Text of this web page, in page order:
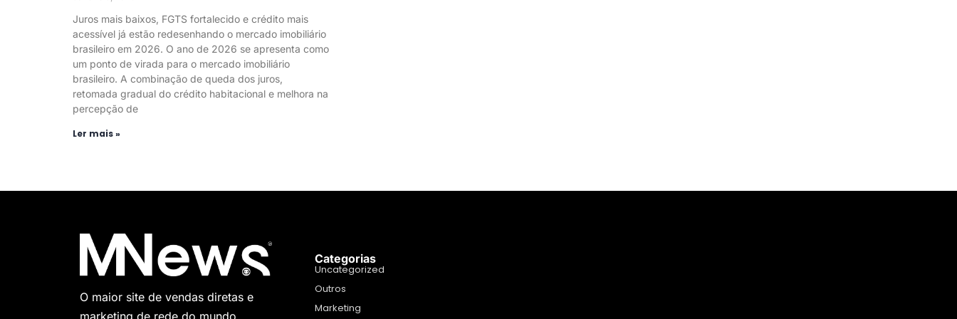
Juros mais baixos, FGTS fortalecido e crédito mais
acessível já estão redesenhando o mercado imobiliário
brasileiro em 2026. O ano de 2026 se apresenta como
um ponto de virada para o mercado imobiliário
brasileiro. A combinação de queda dos juros,
retomada gradual do crédito habitacional e melhora na
percepção de
Ler mais »
O maior site de vendas diretas e
Categorias
Uncategorized
Outros
Marketing